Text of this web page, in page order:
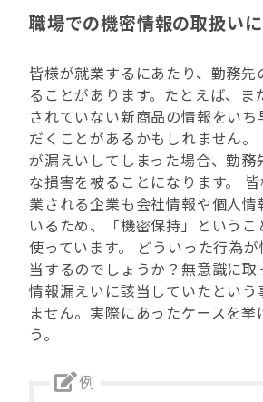
職場での機密情報の取扱い
皆様が就業するにあたり、勤務先
ることがあります。たとえば、ま
されていない新商品の情報をいち
だくことがあるかもしれません
が漏えいしてしまった場合、勤務
な損害を被ることになります。
業される企業も会社情報や個人情
いるため、「機密保持」というこ
使っています。 どういった行為
当するのでしょうか？無意識に取
情報漏えいに該当していたという
ません。実際にあったケースを挙
う。